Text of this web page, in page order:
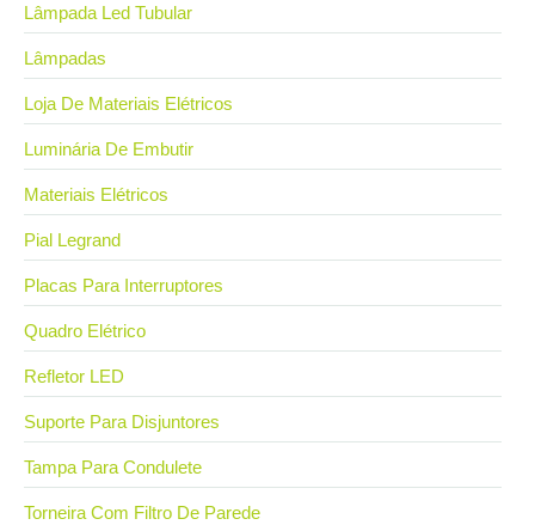
Lâmpada Led Tubular
Lâmpadas
Loja De Materiais Elétricos
Luminária De Embutir
Materiais Elétricos
Pial Legrand
Placas Para Interruptores
Quadro Elétrico
Refletor LED
Suporte Para Disjuntores
Tampa Para Condulete
Torneira Com Filtro De Parede